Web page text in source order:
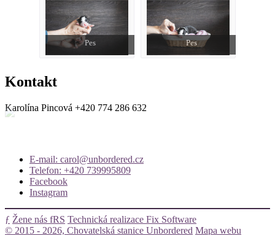
Pes Pes
Kontakt
Karolína Pincová +420 774 286 632
E-mail: carol@unbordered.cz
Telefon: +420 739995809
Facebook
Instagram
ƒ Žene nás fRS Technická realizace Fix Software
© 2015 - 2026, Chovatelská stanice Unbordered Mapa webu